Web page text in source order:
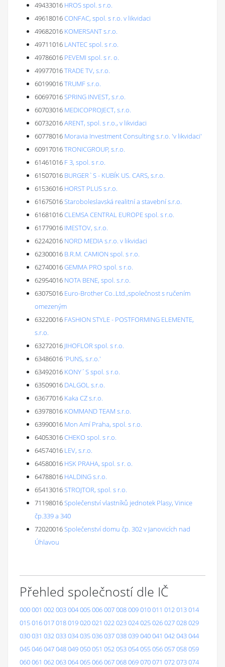
49433016 HROS spol. s r.o.
49618016CONFAC, spol. s r.o. v likvidaci
49682016 KOMERSANT s.r.o.
49711016 LANTEC spol. s r.o.
49786016 PEVEMI spol. s r. o.
49977016TRADE TV, s.r.o.
60199016TRUMF s.r.o.
60697016SPRING INVEST, s.r.o.
60703016 MEDICOPROJECT, s.r.o.
60732016ARENT, spol. s r.o., v likvidaci
60778016 Moravia Investment Consulting s.r.o. 'v likvidaci'
60917016TRONICGROUP, s.r.o.
61461016 F 3, spol. s r.o.
61507016 BURGER`S - KUBÍK US. CARS, s.r.o.
61536016 HORST PLUS s.r.o.
61675016Staroboleslavská realitní a stavební s.r.o.
61681016CLEMSA CENTRAL EUROPE spol. s r.o.
61779016 IMESTOV, s.r.o.
62242016 NORD MEDIA s.r.o. v likvidaci
62300016 B.R.M. CAMION spol. s r.o.
62740016GEMMA PRO spol. s r.o.
62954016 NOTA BENE, spol. s.r.o.
63075016 Euro-Brother Co..Ltd.,společnost s ručením
omezeným
63220016 FASHION STYLE - POSTFORMING ELEMENTE,
s.r.o.
63272016 JIHOFLOR spol. s r.o.
63486016'PUNS, s.r.o.'
63492016 KONY´S spol. s r.o.
63509016 DALGOL s.r.o.
63677016 Kaka CZ s.r.o.
63978016 KOMMAND TEAM s.r.o.
63990016 Mon Amí Praha, spol. s r.o.
64053016CHEKO spol. s r.o.
64574016 LEV, s.r.o.
64580016 HSK PRAHA, spol. s r. o.
64788016 HALDING s.r.o.
65413016STROJTOR, spol. s r.o.
71198016Společenství vlastníků jednotek Plasy, Vinice
čp.339 a 340
72020016Společenství domu čp. 302 v Janovicích nad
Úhlavou
Přehled společností dle IČ
000001 002003004005006007008009010011 012013014
015016017018019020021 022023024025026027028029
030031 032033034035036037038039040041 042043044
045046047048049050051 052053054055056057058059
060061 062063064065066067068069070071 072073074